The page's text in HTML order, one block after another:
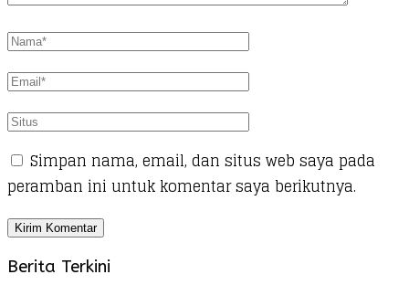
Simpan nama, email, dan situs web saya pada
peramban ini untuk komentar saya berikutnya.
Berita Terkini